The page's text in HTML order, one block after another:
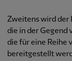
Zweitens wird der
die in der Gegend
die für eine Reihe
bereitgestellt